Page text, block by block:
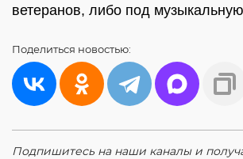
ветеранов, либо под
Поделиться новостью:
Подпишитесь на наши каналы и